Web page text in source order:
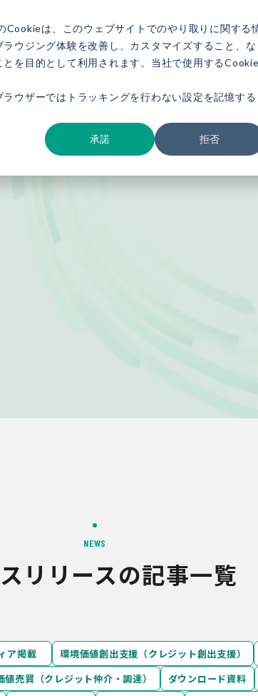
は、このウェブサイトでのやり取りに関する
ウジング体験を改善し、カスタマイズすること、な
を目的として利用されます。当社で使用するCookie
ウザーではトラッキングを行わない設定を記憶する
承諾 拒否
例紹介新着情報セミナーお役立ち情報会社概要
NEWS
リリースの記事一覧
ア掲載 環境価値創出支援（クレジット創出支援）
値売買（クレジット仲介・調達） ダウンロード資料